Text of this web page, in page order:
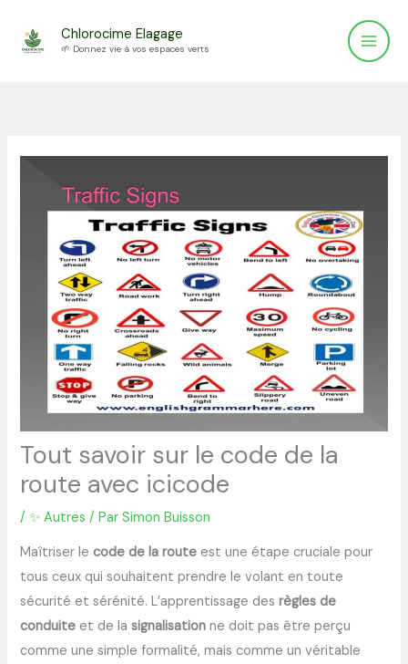
Chlorocime Elagage
🌱 Donnez vie à vos espaces verts
Tout savoir sur le code de la
route avec icicode
/✨ Autres / ParSimon Buisson
Maîtriser lecode de la route est une étape cruciale pour
tous ceux qui souhaitent prendre le volant en toute
sécurité et sérénité. L’apprentissage desrègles de
conduite et de lasignalisation ne doit pas être perçu
comme une simple formalité, mais comme un véritable